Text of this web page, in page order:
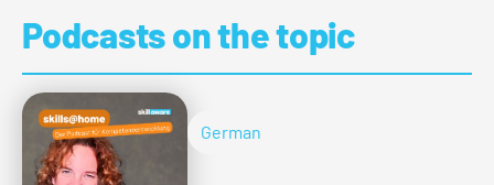
Podcasts on the topic
German